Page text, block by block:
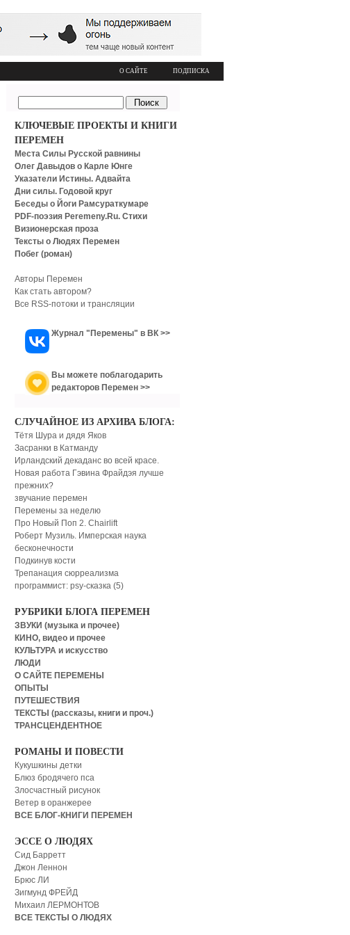
О САЙТЕ ПОДПИСКА
КЛЮЧЕВЫЕ ПРОЕКТЫ И КНИГИ
ПЕРЕМЕН
Места Силы Русской равнины
Олег Давыдов о Карле Юнге
Указатели Истины. Адвайта
Дни силы. Годовой круг
Беседы о Йоги Рамсураткумаре
PDF-поэзия Peremeny.Ru. Стихи
Визионерская проза
Тексты о Людях Перемен
Побег (роман)
Авторы Перемен
Как стать автором?
Все RSS-потоки и трансляции
Журнал "Перемены" в ВК >>
Вы можете поблагодарить
редакторов Перемен >>
СЛУЧАЙНОЕ ИЗ АРХИВА БЛОГА:
Тётя Шура и дядя Яков
Засранки в Катманду
Ирландский декаданс во всей красе.
Новая работа Гэвина Фрайдэя лучше
прежних?
звучание перемен
Перемены за неделю
Про Новый Поп 2. Chairlift
Роберт Музиль. Имперская наука
бесконечности
Подкинув кости
Трепанация сюрреализма
программист: psy-сказка (5)
РУБРИКИ БЛОГА ПЕРЕМЕН
ЗВУКИ (музыка и прочее)
КИНО, видео и прочее
КУЛЬТУРА и искусство
ЛЮДИ
О САЙТЕ ПЕРЕМЕНЫ
ОПЫТЫ
ПУТЕШЕСТВИЯ
ТЕКСТЫ (рассказы, книги и проч.)
ТРАНСЦЕНДЕНТНОЕ
РОМАНЫ И ПОВЕСТИ
Кукушкины детки
Блюз бродячего пса
Злосчастный рисунок
Ветер в оранжерее
ВСЕ БЛОГ-КНИГИ ПЕРЕМЕН
ЭССЕ О ЛЮДЯХ
Сид Барретт
Джон Леннон
Брюс ЛИ
Зигмунд ФРЕЙД
Михаил ЛЕРМОНТОВ
ВСЕ ТЕКСТЫ О ЛЮДЯХ